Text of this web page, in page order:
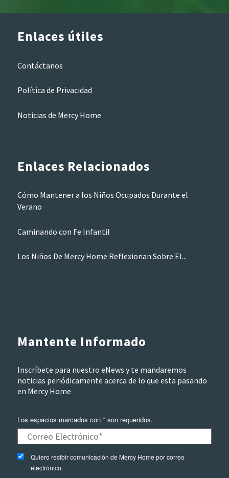
Enlaces útiles
Contáctanos
Política de Privacidad
Noticias de Mercy Home
Enlaces Relacionados
Cómo Mantener a los Niños Ocupados Durante el
Verano
Caminando con Fe Infantil
Los Niños De Mercy Home Reflexionan Sobre El...
Mantente Informado
Inscríbete para nuestro eNews y te mandaremos
noticias periódicamente acerca de lo que esta pasando
en Mercy Home
Los espacios marcados con * son requeridos.
Quiero recibir comunicación de Mercy Home por correo
electrónico.